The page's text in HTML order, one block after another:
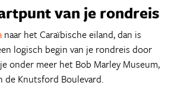
van je rondreis
naar het Caraïbische eiland, dan is
logisch begin van je rondreis door
onder meer het Bob Marley Museum,
de Knutsford Boulevard.